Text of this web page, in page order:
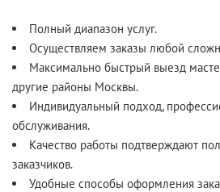
Полный диапазон услуг.
Осуществляем заказы любой
Максимально быстрый выезд
другие районы Москвы.
Индивидуальный подход,
обслуживания.
Качество работы подтверждают
заказчиков.
Удобные способы оформления